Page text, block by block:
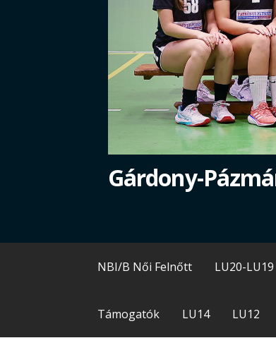
Gárdony-
NBI/B Női Felnőtt LU20-LU19
Támogatók LU14 LU12